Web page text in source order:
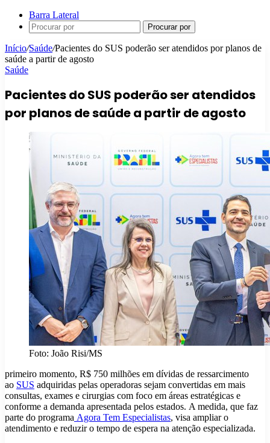
Barra Lateral
Procurar por
Início/Saúde/Pacientes do SUS poderão ser atendidos por planos de
saúde a partir de agosto
Saúde
Pacientes do SUS poderão ser atendidos
por planos de saúde a partir de agosto
Foto: João Risi/MS
primeiro momento, R$ 750 milhões em dívidas de ressarcimento
ao SUS adquiridas pelas operadoras sejam convertidas em mais
consultas, exames e cirurgias com foco em áreas estratégicas e
conforme a demanda apresentada pelos estados. A medida, que faz
parte do programa Agora Tem Especialistas, visa ampliar o
atendimento e reduzir o tempo de espera na atenção especializada.